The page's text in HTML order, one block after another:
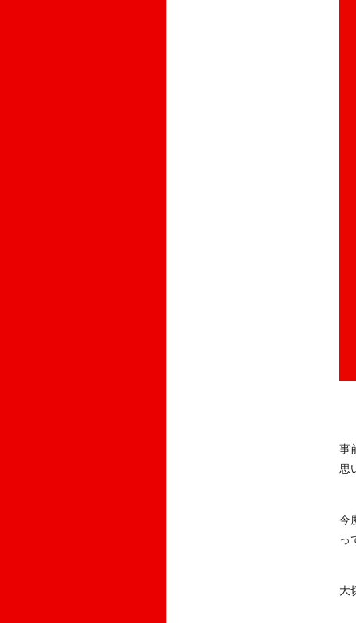
事
思
今
っ
大